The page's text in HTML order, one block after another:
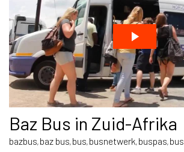
Baz Bus in Zuid-Afrika
bazbus, baz bus, bus, busnetwerk, buspas,